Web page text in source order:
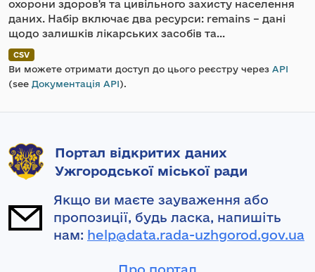
охорони здоров'я та цивільного захисту населення
даних. Набір включає два ресурси: remains – дані
щодо залишків лікарських засобів та...
CSV
Ви можете отримати доступ до цього реєстру через API
(see Документація API).
Портал відкритих даних
Ужгородської міської ради
Якщо ви маєте зауваження або
пропозиції, будь ласка, напишіть
нам: help@data.rada-uzhgorod.gov.ua